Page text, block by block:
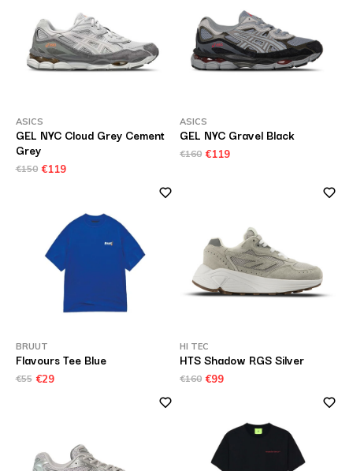
ASICS
GEL NYC Cloud Grey Cement
Grey
€150 €119
ASICS
GEL NYC Gravel Black
€160 €119
BRUUT
Flavours Tee Blue
€55 €29
HI TEC
HTS Shadow RGS Silver
€160 €99